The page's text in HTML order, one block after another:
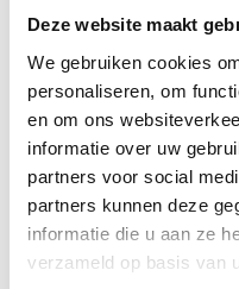
Deze website maakt
We gebruiken cookies
personaliseren, om
en om ons
informatie over uw
partners voor social
partners kunnen deze
informatie die u aan ze
verzameld op basis van
worden, alleen zijn
voor weerstand
gewassen.
Lees voor het
Communicationshier
/